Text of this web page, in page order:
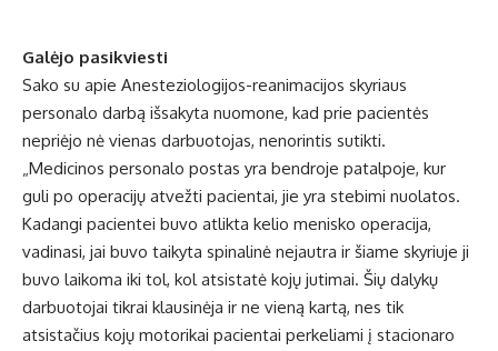
Galėjo pasikviesti
Sako su apie Anesteziologijos-reanimacijos skyriaus
personalo darbą išsakyta nuomone, kad prie pacientės
nepriėjo nė vienas darbuotojas, nenorintis sutikti.
„Medicinos personalo postas yra bendroje patalpoje, kur
guli po operacijų atvežti pacientai, jie yra stebimi nuolatos.
Kadangi pacientei buvo atlikta kelio menisko operacija,
vadinasi, jai buvo taikyta spinalinė nejautra ir šiame skyriuje ji
buvo laikoma iki tol, kol atsistatė kojų jutimai. Šių dalykų
darbuotojai tikrai klausinėja ir ne vieną kartą, nes tik
atsistačius kojų motorikai pacientai perkeliami į stacionaro